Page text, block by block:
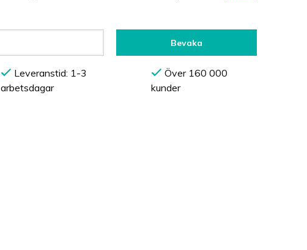
Bevaka
Leveranstid: 1-3
arbetsdagar
Över 160 000
kunder